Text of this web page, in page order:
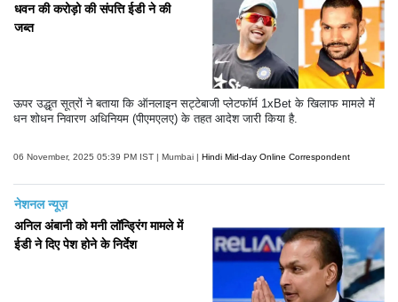
धवन की करोड़ो की संपत्ति ईडी ने की
जब्त
ऊपर उद्धृत सूत्रों ने बताया कि ऑनलाइन सट्टेबाजी प्लेटफॉर्म 1xBet के खिलाफ मामले में
धन शोधन निवारण अधिनियम (पीएमएलए) के तहत आदेश जारी किया है.
06 November, 2025 05:39 PM IST | Mumbai | Hindi Mid-day Online Correspondent
नेशनल न्यूज़
अनिल अंबानी को मनी लॉन्ड्रिंग मामले में
ईडी ने दिए पेश होने के निर्देश